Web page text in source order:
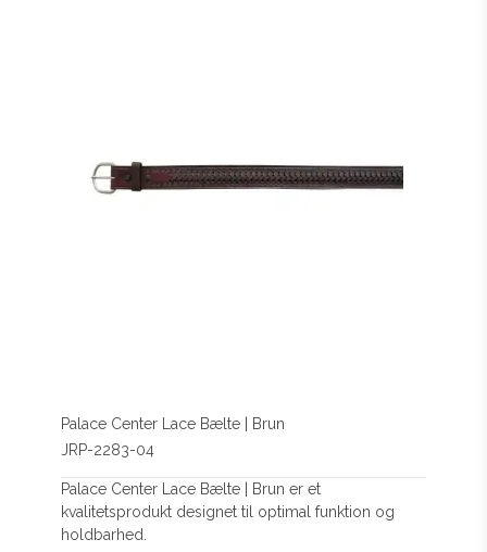
Palace Center Lace Bælte | Brun
JRP-2283-04
Palace Center Lace Bælte | Brun er et
kvalitetsprodukt designet til optimal funktion og
holdbarhed.